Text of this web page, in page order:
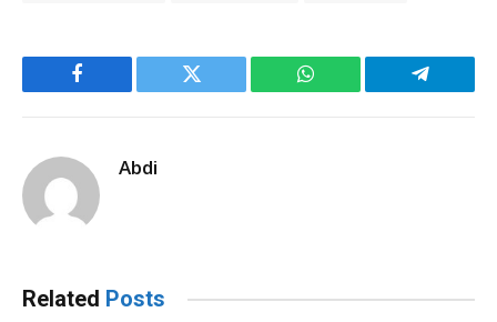
Facebook Twitter WhatsApp Telegram
Abdi
Related Posts